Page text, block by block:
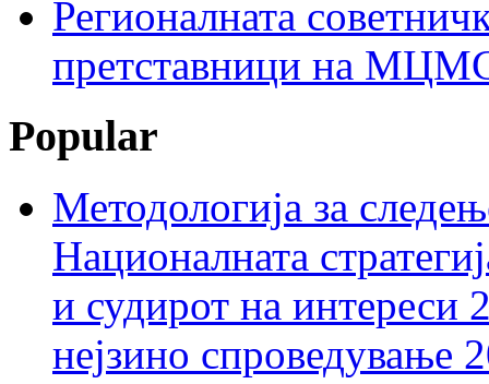
Регионалната
претставници на МЦМС
Popular
Методологија за
Националната
и судирот на интереси
нејзино спроведување